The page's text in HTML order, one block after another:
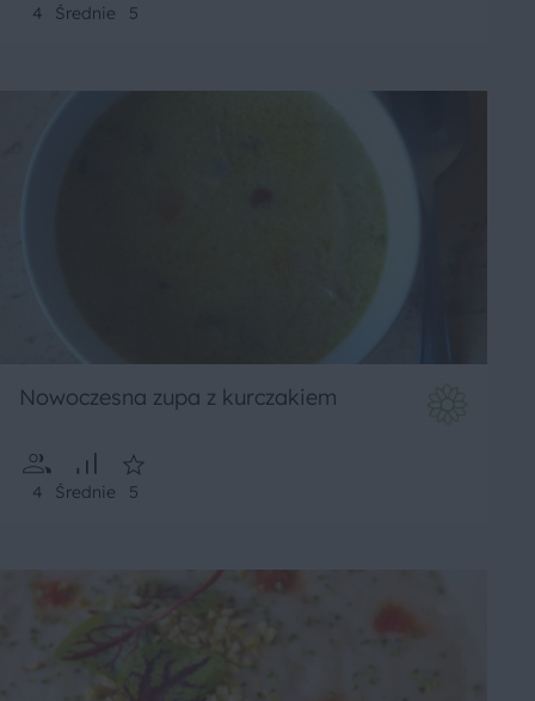
4 Średnie 5
Nowoczesna zupa z kurczakiem
4 Średnie 5